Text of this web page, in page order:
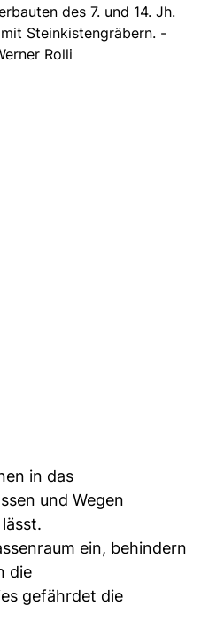
des 7. und 14. Jh.
Steinkistengräbern. -
Rolli
in das
und Wegen
ein, behindern
die
gefährdet die